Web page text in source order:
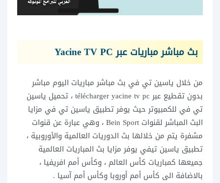
بث مباشر مباريات عبر Yacine TV PC
من خلال ياسين تي في بث مباشر مباريات اليوم مباشر
بدون تقطيع عبر télécharger yacine tv pc ، تحميل ياسين
تي في للكمبيوتر حيث يوفر تطبيق ياسين تي في مزايا
البث المباشر لقنوات Bein Sport ، وهي عبارة عن قنوات
مشفرة يتم من خلالها بث الدوريات العالمية والأوروبية ،
تطبيق ياسين تيفي يوفر مزايا بث المباريات العالمية
جميعها كمباريات كأس العالم ، وكأس أمم افريفيا ،
بالاضافة الى كأس أمم أوروبا وكأس أمم آسيا .